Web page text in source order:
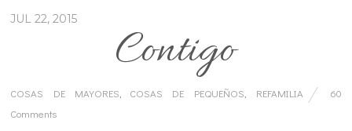
JUL 22, 2015
Contigo
COSAS DE MAYORES COSAS DE PEQUEÑOS REFAMILIA
60
Comments